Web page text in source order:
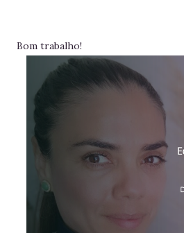
Bom trabalho!